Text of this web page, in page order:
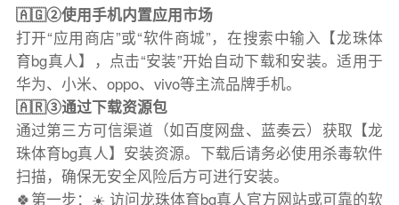
🇦🇬②使用手机内置应用市场
打开“应用商店”或“软件商城”，在搜索中输入【龙珠体
育bg真人】，点击“安装”开始自动下载和安装。适用于
华为、小米、oppo、vivo等主流品牌手机。
🇦🇷③通过下载资源包
通过第三方可信渠道（如百度网盘、蓝奏云）获取【龙
珠体育bg真人】安装资源。下载后请务必使用杀毒软件
扫描，确保无安全风险后方可进行安装。
🍀第一步：☀️ 访问龙珠体育bg真人官方网站或可靠的软